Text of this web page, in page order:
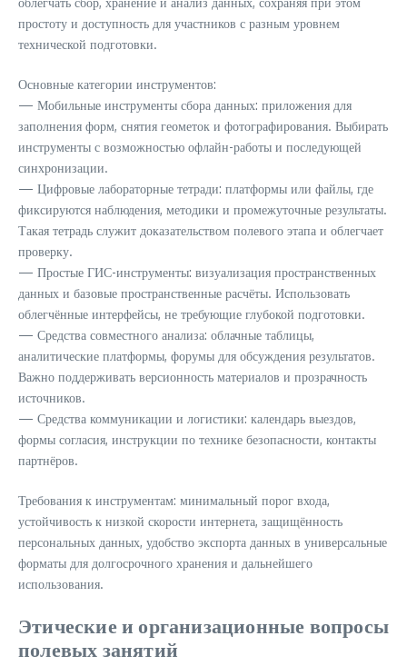
простоту и доступность для участников с разным уровнем
технической подготовки.
Основные категории инструментов:
— Мобильные инструменты сбора данных: приложения для
заполнения форм, снятия геометок и фотографирования. Выбирать
инструменты с возможностью офлайн-работы и последующей
синхронизации.
— Цифровые лабораторные тетради: платформы или файлы, где
фиксируются наблюдения, методики и промежуточные результаты.
Такая тетрадь служит доказательством полевого этапа и облегчает
проверку.
— Простые ГИС-инструменты: визуализация пространственных
данных и базовые пространственные расчёты. Использовать
облегчённые интерфейсы, не требующие глубокой подготовки.
— Средства совместного анализа: облачные таблицы,
аналитические платформы, форумы для обсуждения результатов.
Важно поддерживать версионность материалов и прозрачность
источников.
— Средства коммуникации и логистики: календарь выездов,
формы согласия, инструкции по технике безопасности, контакты
партнёров.
Требования к инструментам: минимальный порог входа,
устойчивость к низкой скорости интернета, защищённость
персональных данных, удобство экспорта данных в универсальные
форматы для долгосрочного хранения и дальнейшего
использования.
Этические и организационные вопросы
полевых занятий